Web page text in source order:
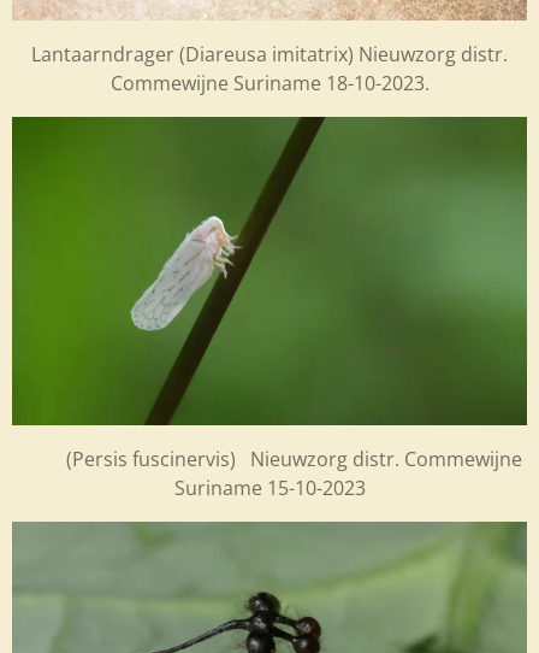
Lantaarndrager (Diareusa imitatrix) Nieuwzorg distr.
Commewijne Suriname 18-10-2023.
(Persis fuscinervis) Nieuwzorg distr. Commewijne
Suriname 15-10-2023